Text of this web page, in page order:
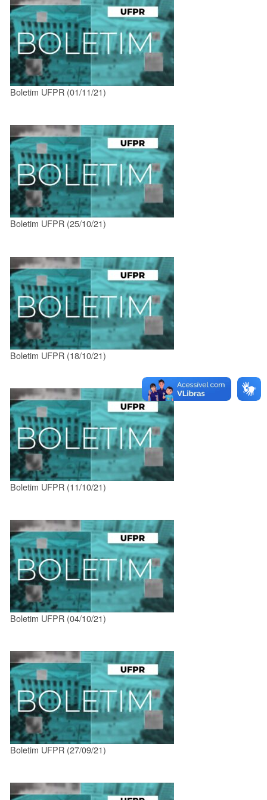
Boletim UFPR (01/11/21)
Boletim UFPR (25/10/21)
Boletim UFPR (18/10/21)
Boletim UFPR (11/10/21)
Boletim UFPR (04/10/21)
Boletim UFPR (27/09/21)